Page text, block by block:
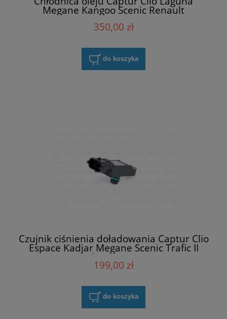
Megane Kangoo Scenic Renault
213059324R=8200923115
350,00 zł
do koszyka
Czujnik ciśnienia doładowania Captur Clio
Espace Kadjar Megane Scenic Trafic II
Bosch 0281002996
199,00 zł
do koszyka